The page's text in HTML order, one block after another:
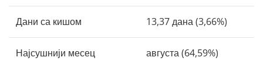
Дани са кишом 13,37 дана (3,66%)
Најсушнији месец августа (64,59%)